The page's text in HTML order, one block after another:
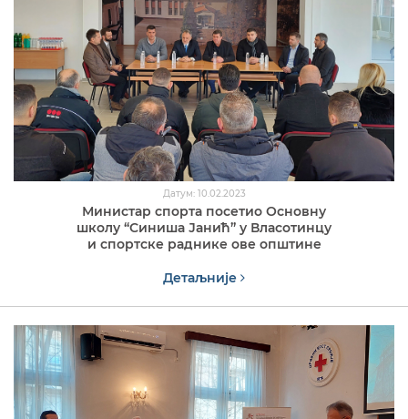
Датум: 10.02.2023
Министар спорта посетио Основну
школу “Синиша Јанић” у Власотинцу
и спортске раднике ове општине
Детаљније